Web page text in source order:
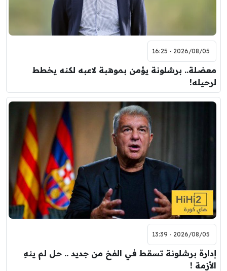
2026/08/05 - 16:25
معضلة.. برشلونة يؤمن بموهبة لاعبه لكنه يخطط
لرحيله!
2026/08/05 - 13:39
إدارة برشلونة تسقط في الفخ من جديد .. حل لم ينهِ
الأزمة !